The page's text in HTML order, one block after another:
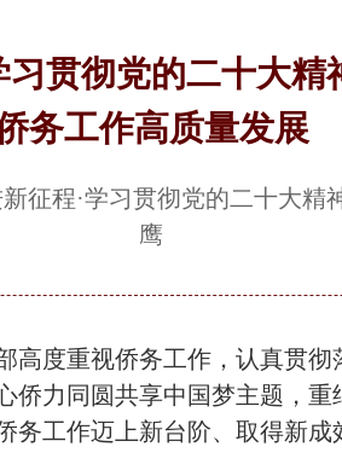
贯彻党的二十大精
务工作高质量发展
征程·学习贯彻党的二十大
鹰
度重视侨务工作，认真贯彻
侨力同圆共享中国梦主题，重
务工作迈上新台阶、取得新成